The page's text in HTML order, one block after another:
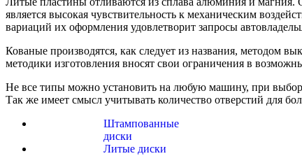
является высокая чувствительность к механическим
вариаций их оформления удовлетворит запросы
Кованые производятся, как следует из названия, методом
методики изготовления вносят свои ограничения в
Не все типы можно установить на любую машину, при
Так же имеет смысл учитывать количество отверстий для
Штампованные
диски
Литые диски